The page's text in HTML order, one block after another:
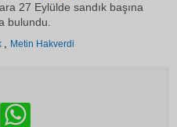
27 Eylülde sandık başına
bulundu.
, Metin Hakverdi